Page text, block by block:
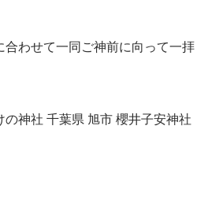
わせて一同ご神前に向って一拝
の神社 千葉県 旭市 櫻井子安神社